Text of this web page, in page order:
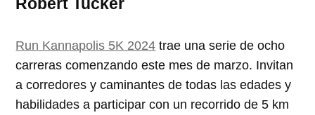
Run Kannapolis 5K 2024 trae una serie de ocho
carreras comenzando este mes de marzo. Invitan
a corredores y caminantes de todas las edades y
habilidades a participar con un recorrido de 5 km